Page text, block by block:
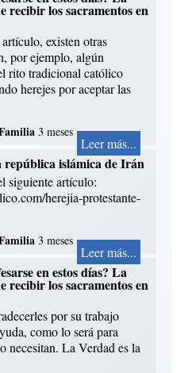
recibir los sacramentos en
existen otras
por ejemplo, algún
rito tradicional católico
herejes por aceptar las
3 meses
Leer más...
república islámica de Irán
siguiente artículo:
herejia-protestante-
3 meses
Leer más...
en estos días? La
recibir los sacramentos en
por su trabajo
como lo será para
necesitan. La Verdad es la